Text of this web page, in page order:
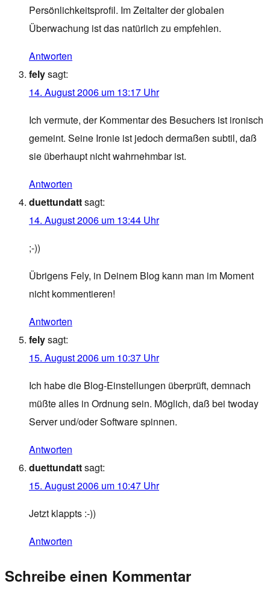
Persönlichkeitsprofil. Im Zeitalter der globalen
Überwachung ist das natürlich zu empfehlen.
Antworten
felysagt:
14. August 2006 um 13:17 Uhr
Ich vermute, der Kommentar des Besuchers ist ironisch
gemeint. Seine Ironie ist jedoch dermaßen subtil, daß
sie überhaupt nicht wahrnehmbar ist.
Antworten
duettundattsagt:
14. August 2006 um 13:44 Uhr
;-))
Übrigens Fely, in Deinem Blog kann man im Moment
nicht kommentieren!
Antworten
felysagt:
15. August 2006 um 10:37 Uhr
Ich habe die Blog-Einstellungen überprüft, demnach
müßte alles in Ordnung sein. Möglich, daß bei twoday
Server und/oder Software spinnen.
Antworten
duettundattsagt:
15. August 2006 um 10:47 Uhr
Jetzt klappts :-))
Antworten
Schreibe einen Kommentar